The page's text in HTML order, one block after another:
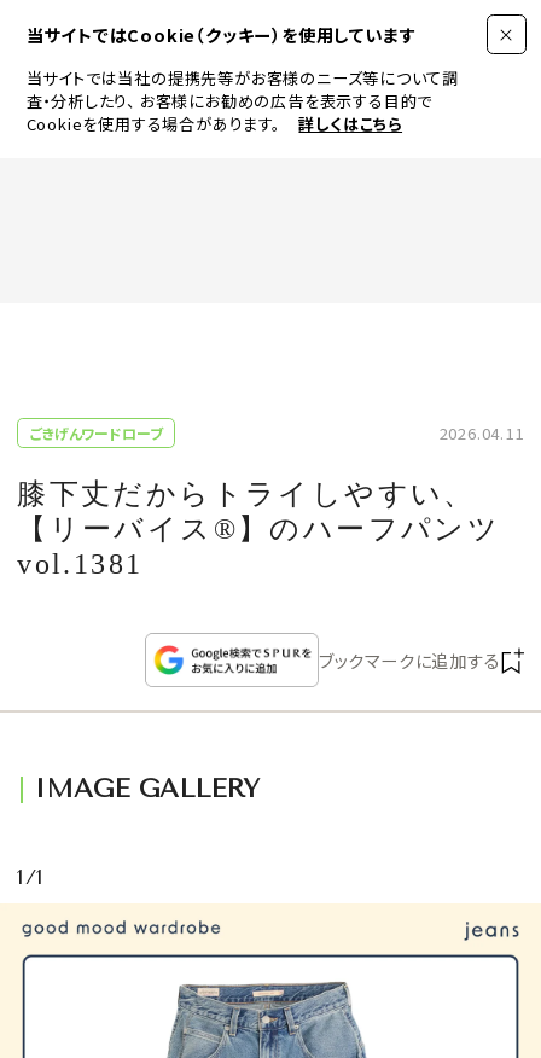
当サイトではCookie（クッキー）を使用しています
当サイトでは当社の提携先等がお客様のニーズ等について調
査・分析したり、 お客様にお勧めの広告を表示する目的で
Cookieを使用する場合があります。
詳しくはこちら
JEWELRY & WATCH
LIFESTYLE
CULTURE
CELEBRITY
WEDDING
SDGs
ごきげんワードローブ 2026.04.11
膝下丈だからトライしやすい、
【リーバイス®︎】のハーフパンツ
vol.1381
ブックマークに追加する
IMAGE GALLERY
1/1